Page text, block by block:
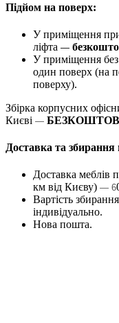
Підйом на поверх:
У приміщення
ліфта —
У приміщення
один поверх (на
поверху).
Збірка корпусних
Києві —
Доставка та збирання
Доставка меблів
км від Києву) — 6
Вартість
індивідуально.
Нова пошта.